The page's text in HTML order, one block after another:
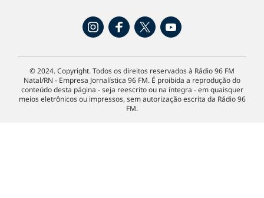
© 2024. Copyright. Todos os direitos reservados à Rádio 96 FM
Natal/RN - Empresa Jornalística 96 FM. É proibida a reprodução do
conteúdo desta página - seja reescrito ou na íntegra - em quaisquer
meios eletrônicos ou impressos, sem autorização escrita da Rádio 96
FM.